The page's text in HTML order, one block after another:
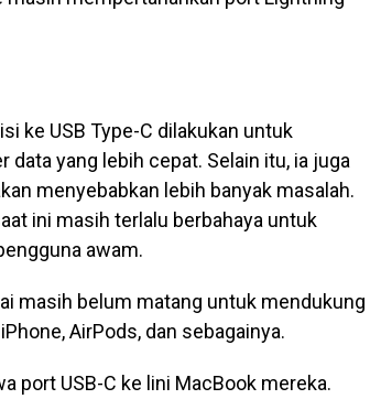
ke USB Type-C dilakukan untuk
yang lebih cepat. Selain itu, ia juga
menyebabkan lebih banyak masalah.
ini masih terlalu berbahaya untuk
awam.
masih belum matang untuk mendukung
AirPods, dan sebagainya.
port USB-C ke lini MacBook mereka.